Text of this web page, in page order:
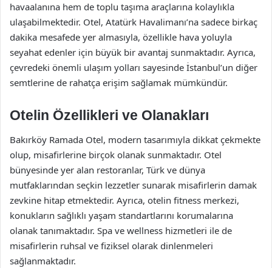
havaalanına hem de toplu taşıma araçlarına kolaylıkla
ulaşabilmektedir. Otel, Atatürk Havalimanı’na sadece birkaç
dakika mesafede yer almasıyla, özellikle hava yoluyla
seyahat edenler için büyük bir avantaj sunmaktadır. Ayrıca,
çevredeki önemli ulaşım yolları sayesinde İstanbul’un diğer
semtlerine de rahatça erişim sağlamak mümkündür.
Otelin Özellikleri ve Olanakları
Bakırköy Ramada Otel, modern tasarımıyla dikkat çekmekte
olup, misafirlerine birçok olanak sunmaktadır. Otel
bünyesinde yer alan restoranlar, Türk ve dünya
mutfaklarından seçkin lezzetler sunarak misafirlerin damak
zevkine hitap etmektedir. Ayrıca, otelin fitness merkezi,
konukların sağlıklı yaşam standartlarını korumalarına
olanak tanımaktadır. Spa ve wellness hizmetleri ile de
misafirlerin ruhsal ve fiziksel olarak dinlenmeleri
sağlanmaktadır.